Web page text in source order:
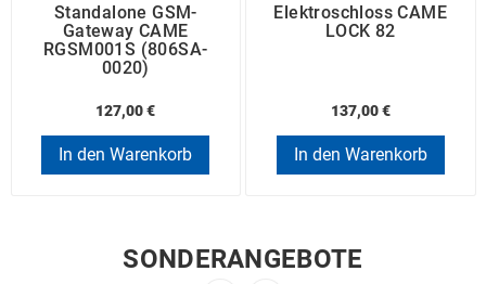
Standalone GSM-
Gateway CAME
RGSM001S (806SA-
0020)
127,00 €
In den Warenkorb
Elektroschloss CAME
LOCK 82
137,00 €
In den Warenkorb
SONDERANGEBOTE